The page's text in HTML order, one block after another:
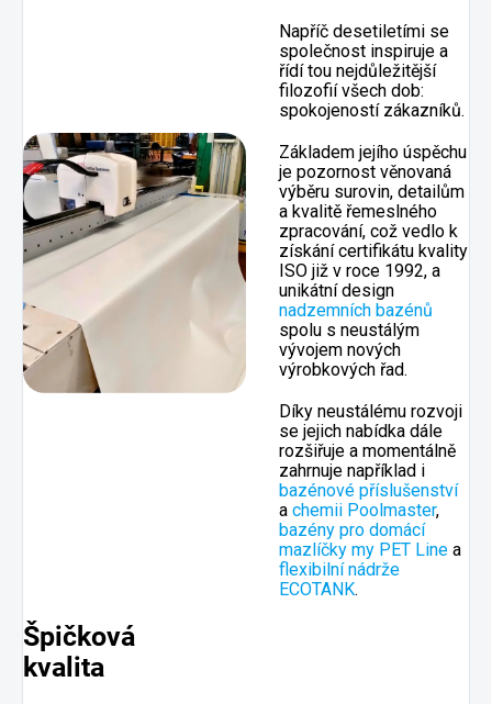
Napříč desetiletími se
společnost inspiruje a
řídí tou nejdůležitější
filozofií všech dob:
spokojeností zákazníků.
Základem jejího úspěchu
je pozornost věnovaná
výběru surovin, detailům
a kvalitě řemeslného
zpracování, což vedlo k
získání certifikátu kvality
ISO již v roce 1992, a
unikátní design
nadzemních bazénů
spolu s neustálým
vývojem nových
výrobkových řad.
Díky neustálému rozvoji
se jejich nabídka dále
rozšiřuje a momentálně
zahrnuje například i
bazénové příslušenství
a chemii Poolmaster,
bazény pro domácí
mazlíčky my PET Line a
flexibilní nádrže
ECOTANK.
Špičková
kvalita